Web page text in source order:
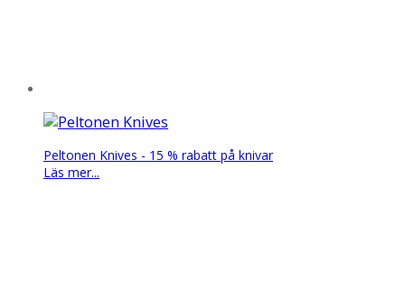
Peltonen Knives - 15 % rabatt på knivar
Läs mer...